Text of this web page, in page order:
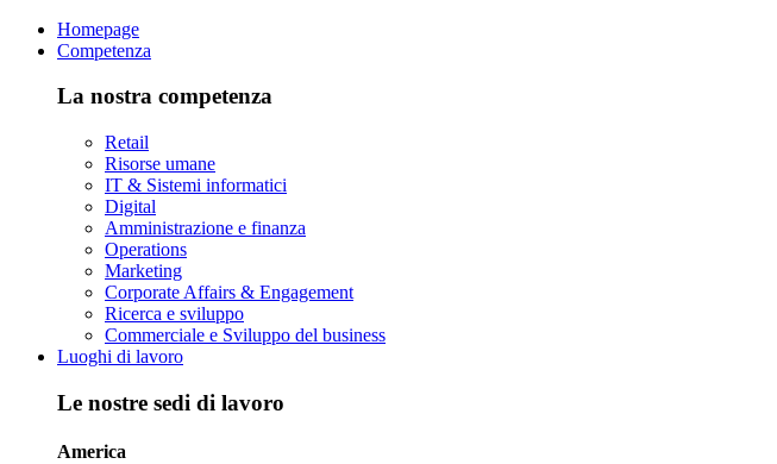
Homepage
Competenza
La nostra competenza
Retail
Risorse umane
IT & Sistemi informatici
Digital
Amministrazione e finanza
Operations
Marketing
Corporate Affairs & Engagement
Ricerca e sviluppo
Commerciale e Sviluppo del business
Luoghi di lavoro
Le nostre sedi di lavoro
America